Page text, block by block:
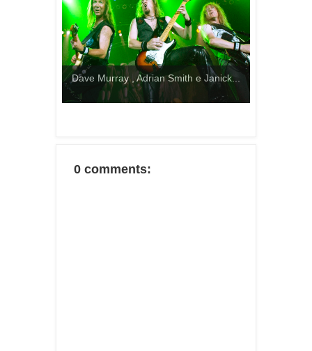
Dave Murray , Adrian Smith e Janick...
0 comments: